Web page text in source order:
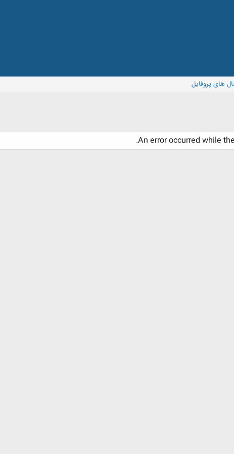
های پروفایل
An error occurred while